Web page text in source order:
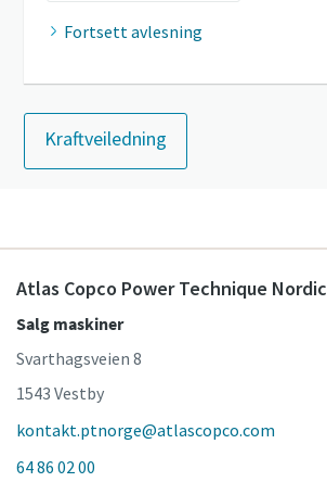
Fortsett avlesning
Kraftveiledning
Atlas Copco Power Technique Nordic
Salg maskiner
Svarthagsveien 8
1543 Vestby
kontakt.ptnorge@atlascopco.com
64 86 02 00